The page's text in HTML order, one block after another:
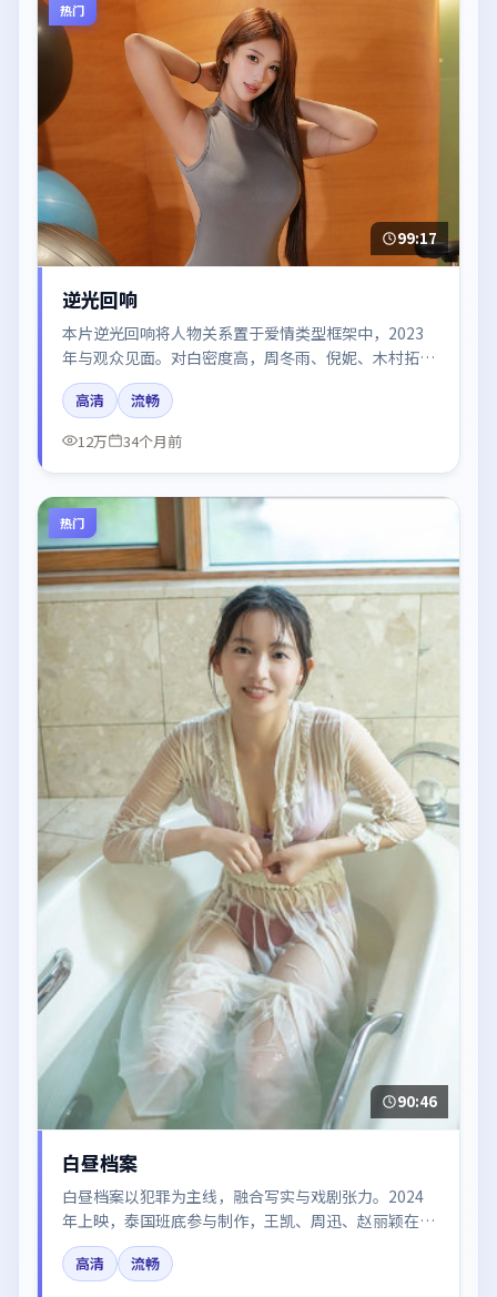
热门
99:17
逆光回响
本片逆光回响将人物关系置于爱情类型框架中，2023
年与观众见面。对白密度高，周冬雨、倪妮、木村拓
哉、廖凡、张译的台词节奏值得关注；整体气质偏韩国
都市与冷色调摄影。
高清
流畅
12万
34个月前
热门
90:46
白昼档案
白昼档案以犯罪为主线，融合写实与戏剧张力。2024
年上映，泰国班底参与制作，王凯、周迅、赵丽颖在片
中呈现细腻表演，影像风格统一，配乐与剪辑强化了情
绪曲线。
高清
流畅